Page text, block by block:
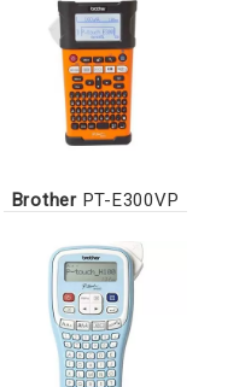
BrotherPT-E300VP